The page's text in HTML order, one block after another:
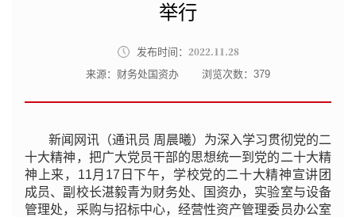
举行
发布时间： 2022.11.28
来源：财务处国资办 浏览次数： 379
新闻网讯（通讯员 周晨曦）为深入学习贯彻党的二
十大精神，把广大党员干部的思想统一到党的二十大精
神上来，11月17日下午，学校党的二十大精神宣讲团
成员、副校长湛毅青为财务处、国资办，实验室与设备
管理处，采购与招标中心，经营性资产管理委员办公室